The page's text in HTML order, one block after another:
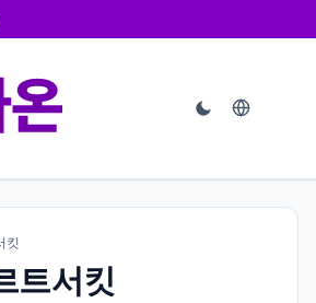
킷
트서킷